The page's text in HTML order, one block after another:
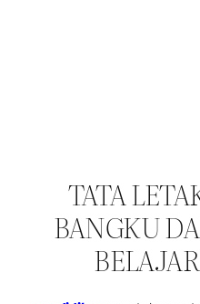
TATA
BANGKU